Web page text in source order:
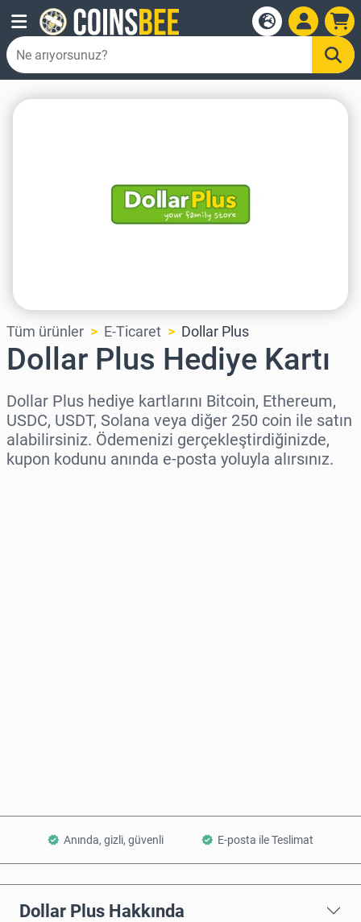
Tüm ürünler E-Ticaret Dollar Plus
Dollar Plus Hediye Kartı
Dollar Plus hediye kartlarını Bitcoin, Ethereum,
USDC, USDT, Solana veya diğer 250 coin ile satın
alabilirsiniz. Ödemenizi gerçekleştirdiğinizde,
kupon kodunu anında e-posta yoluyla alırsınız.
Anında, gizli, güvenli E-posta ile Teslimat
Dollar Plus Hakkında